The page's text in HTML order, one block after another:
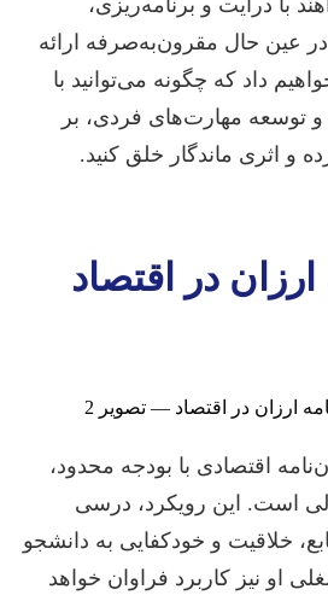
عین حال مقرون‌به‌صرفه ارائه
داد که چگونه می‌توانید با
و توسعه مهارت‌های فردی، بر
و اثری ماندگار خلق کنید.
ارزان در اقتصاد
اقتصادی با بودجه محدود،
است. این رویکرد، درسی
خلاقیت و خودکفایی به دانشجو
او نیز کاربرد فراوان خواهد